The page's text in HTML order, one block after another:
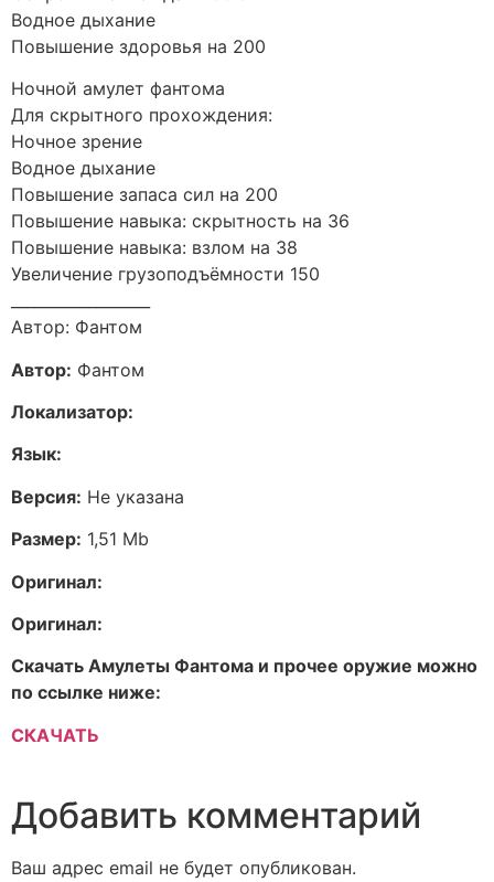
Водное дыхание
Повышение здоровья на 200
Ночной амулет фантома
Для скрытного прохождения:
Ночное зрение
Водное дыхание
Повышение запаса сил на 200
Повышение навыка: скрытность на 36
Повышение навыка: взлом на 38
Увеличение грузоподъёмности 150
Автор: Фантом
Автор: Фантом
Локализатор:
Язык:
Версия: Не указана
Размер: 1,51 Mb
Оригинал:
Оригинал:
Скачать Амулеты Фантома и прочее оружие можно
по ссылке ниже:
СКАЧАТЬ
Добавить комментарий
Ваш адрес email не будет опубликован.